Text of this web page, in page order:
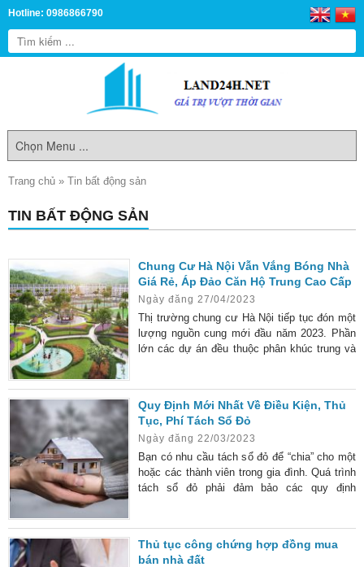
Hotline: 0986866790
Trang chủ » Tin bất động sản
TIN BẤT ĐỘNG SẢN
Chung Cư Hà Nội Vẫn Vắng Bóng Nhà
Giá Rẻ, Áp Đảo Căn Hộ Trung Cao Cấp
Ngày đăng 27/04/2023
Thị trường chung cư Hà Nội tiếp tục đón một
lượng nguồn cung mới đầu năm 2023. Phần
lớn các dự án đều thuộc phân khúc trung và
Quy Định Mới Nhất Về Điều Kiện, Thủ
Tục, Phí Tách Sổ Đỏ
Ngày đăng 22/03/2023
Bạn có nhu cầu tách sổ đỏ để “chia” cho một
hoặc các thành viên trong gia đình. Quá trình
tách sổ đỏ phải đảm bảo các quy định
bị thật tốt.
Thủ tục công chứng hợp đồng mua
bán nhà đất